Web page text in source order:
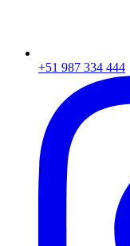
+51 987 334 444